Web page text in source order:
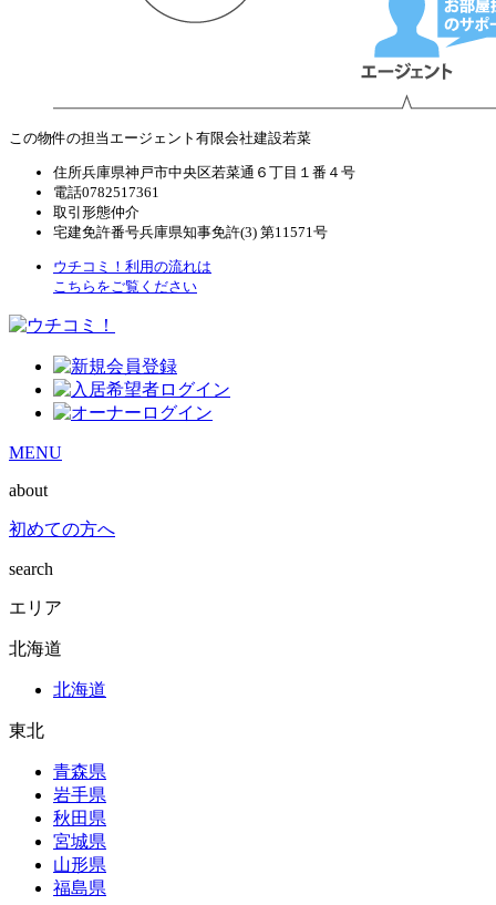
この物件の担当エージェント 有限会社建設若菜
住所兵庫県神戸市中央区若菜通６丁目１番４号
電話0782517361
取引形態仲介
宅建免許番号兵庫県知事免許(3) 第11571号
ウチコミ！利用の流れは
こちらをご覧ください
MENU
about
初めての方へ
search
エリア
北海道
北海道
東北
青森県
岩手県
秋田県
宮城県
山形県
福島県